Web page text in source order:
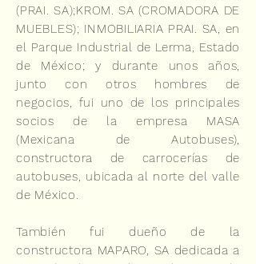
(PRAI. SA);KROM. SA (CROMADORA DE
MUEBLES); INMOBILIARIA PRAI. SA, en
el Parque Industrial de Lerma, Estado
de México; y durante unos años,
junto con otros hombres de
negocios, fui uno de los principales
socios de la empresa MASA
(Mexicana de Autobuses),
constructora de carrocerías de
autobuses, ubicada al norte del valle
de México.
También fui dueño de la
constructora MAPARO, SA dedicada a